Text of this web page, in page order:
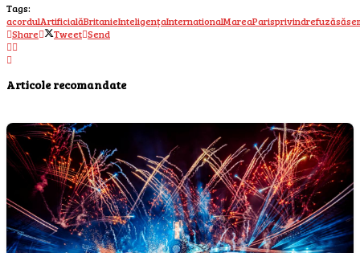
Tags:
acordulArtificialăBritanieInteligențaInternationalMareaParisprivindrefuzăsă
Share
Tweet Send
Articole recomandate